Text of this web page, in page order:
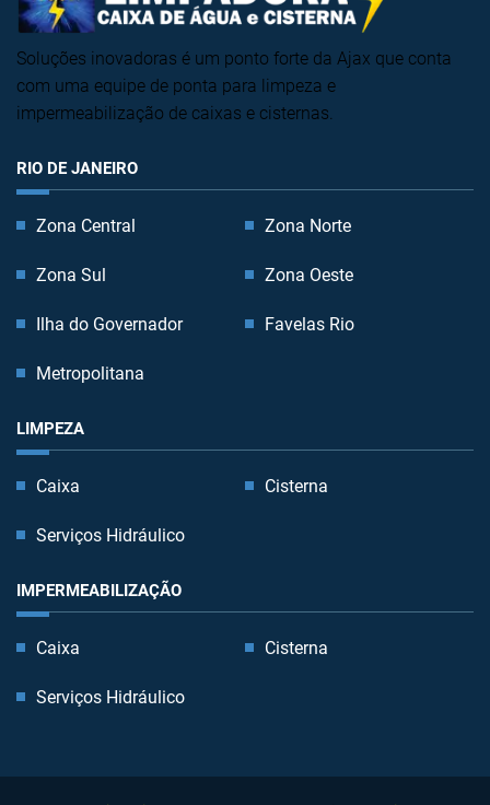
Soluções inovadoras é um ponto forte da Ajax que conta
com uma equipe de ponta para limpeza e
impermeabilização de caixas e cisternas.
RIO DE JANEIRO
Zona Central Zona Norte
Zona Sul Zona Oeste
Ilha do Governador Favelas Rio
Metropolitana
LIMPEZA
Caixa Cisterna
Serviços Hidráulico
IMPERMEABILIZAÇÃO
Caixa Cisterna
Serviços Hidráulico